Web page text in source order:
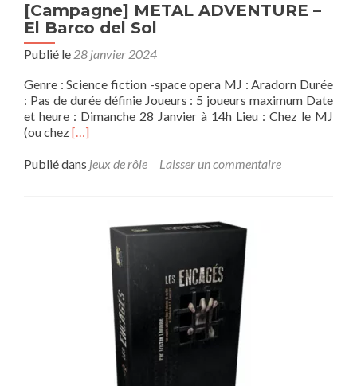
[Campagne] METAL ADVENTURE –
El Barco del Sol
Publié le 28 janvier 2024
Genre : Science fiction -space opera MJ : Aradorn Durée
: Pas de durée définie Joueurs : 5 joueurs maximum Date
et heure : Dimanche 28 Janvier à 14h Lieu : Chez le MJ
(ou chezEn
plus
[…]
Publié dans jeux de rôle Laisser un commentaire